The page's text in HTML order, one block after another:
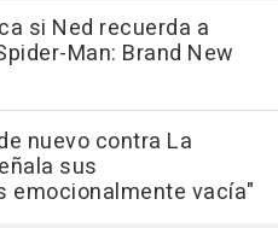
si Ned recuerda a
Man: Brand New
nuevo contra La
sus
emocionalmente vacía"